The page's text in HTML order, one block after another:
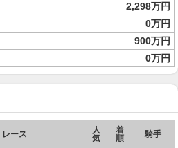
2,298万円
0万円
900万円
0万円
レース
人
気
着
順
騎手